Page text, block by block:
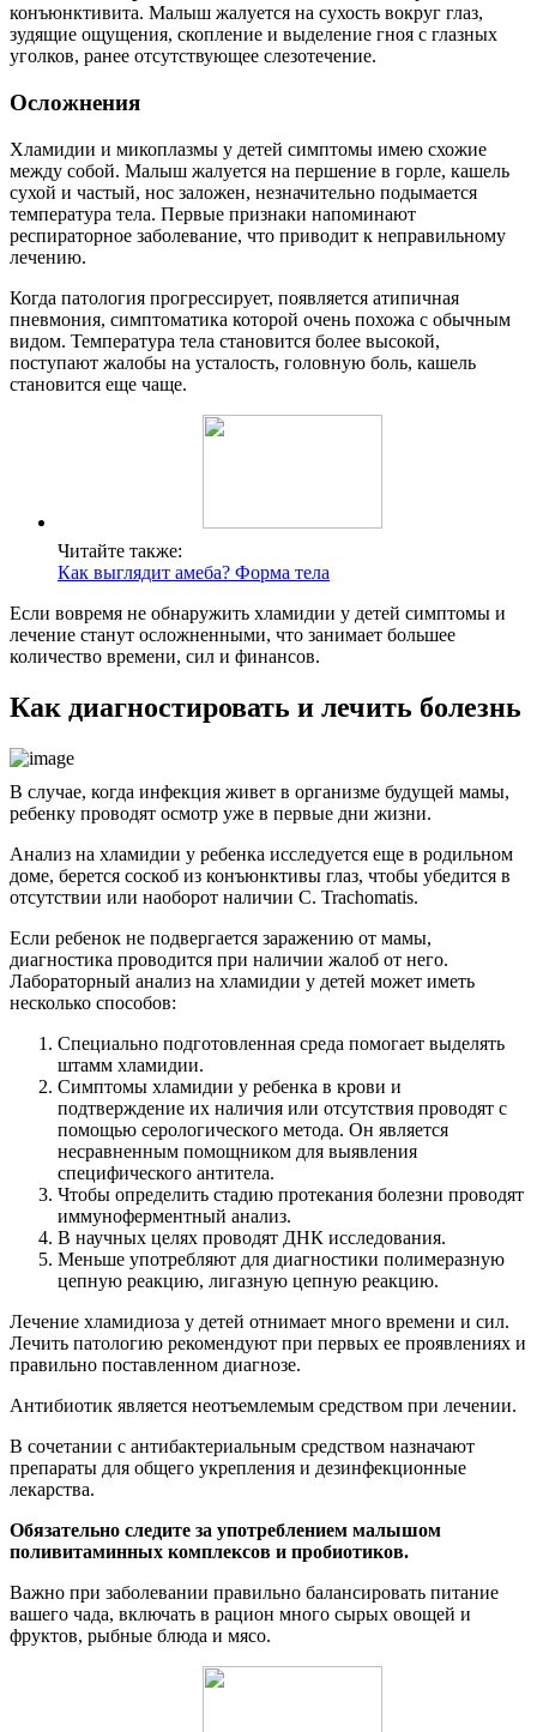
конъюнктивита. Малыш жалуется на сухость вокруг глаз,
зудящие ощущения, скопление и выделение гноя с глазных
уголков, ранее отсутствующее слезотечение.
Осложнения
Хламидии и микоплазмы у детей симптомы имею схожие
между собой. Малыш жалуется на першение в горле, кашель
сухой и частый, нос заложен, незначительно подымается
температура тела. Первые признаки напоминают
респираторное заболевание, что приводит к неправильному
лечению.
Когда патология прогрессирует, появляется атипичная
пневмония, симптоматика которой очень похожа с обычным
видом. Температура тела становится более высокой,
поступают жалобы на усталость, головную боль, кашель
становится еще чаще.
Читайте также:
Как выглядит амеба? Форма тела
Если вовремя не обнаружить хламидии у детей симптомы и
лечение станут осложненными, что занимает большее
количество времени, сил и финансов.
Как диагностировать и лечить болезнь
В случае, когда инфекция живет в организме будущей мамы,
ребенку проводят осмотр уже в первые дни жизни.
Анализ на хламидии у ребенка исследуется еще в родильном
доме, берется соскоб из конъюнктивы глаз, чтобы убедится в
отсутствии или наоборот наличии С. Trachomatis.
Если ребенок не подвергается заражению от мамы,
диагностика проводится при наличии жалоб от него.
Лабораторный анализ на хламидии у детей может иметь
несколько способов:
Специально подготовленная среда помогает выделять
штамм хламидии.
Симптомы хламидии у ребенка в крови и
подтверждение их наличия или отсутствия проводят с
помощью серологического метода. Он является
несравненным помощником для выявления
специфического антитела.
Чтобы определить стадию протекания болезни проводят
иммуноферментный анализ.
В научных целях проводят ДНК исследования.
Меньше употребляют для диагностики полимеразную
цепную реакцию, лигазную цепную реакцию.
Лечение хламидиоза у детей отнимает много времени и сил.
Лечить патологию рекомендуют при первых ее проявлениях и
правильно поставленном диагнозе.
Антибиотик является неотъемлемым средством при лечении.
В сочетании с антибактериальным средством назначают
препараты для общего укрепления и дезинфекционные
лекарства.
Обязательно следите за употреблением малышом
поливитаминных комплексов и пробиотиков.
Важно при заболевании правильно балансировать питание
вашего чада, включать в рацион много сырых овощей и
фруктов, рыбные блюда и мясо.